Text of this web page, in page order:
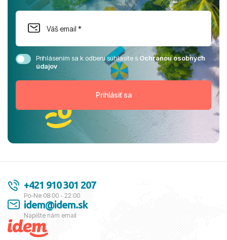
Prihlásením sa k odberu súhlasíte sOchranou osobných
údajov
+421 910 301 207
Po-Ne 08:00 - 22:00
idem@idem.sk
Napíšte nám email